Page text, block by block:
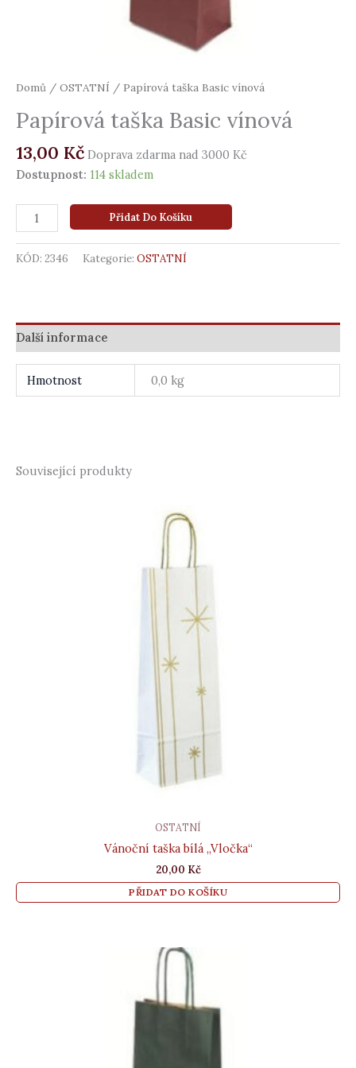
Domů / OSTATNÍ / Papírová taška Basic vínová
Papírová taška Basic vínová
13,00 Kč Doprava zdarma nad 3000 Kč
Dostupnost: 114 skladem
Přidat Do Košíku
KÓD: 2346 Kategorie: OSTATNÍ
Další informace
Hmotnost 0,0 kg
Související produkty
OSTATNÍ
Vánoční taška bílá „Vločka“
20,00 Kč
PŘIDAT DO KOŠÍKU